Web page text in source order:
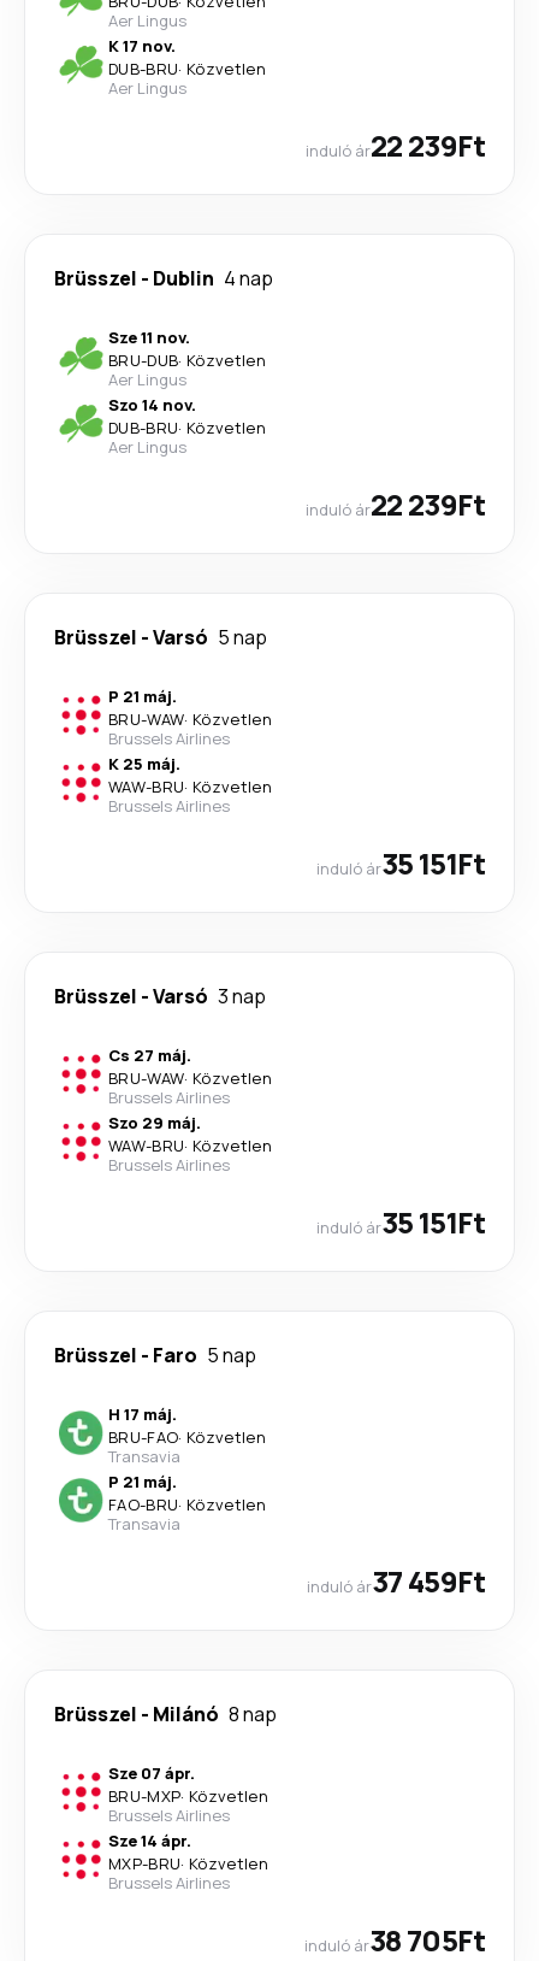
Aer Lingus
K 17 nov.
DUB-BRU· Közvetlen
Aer Lingus
induló ár22 239Ft
Brüsszel - Dublin 4 nap
Sze 11 nov.
BRU-DUB· Közvetlen
Aer Lingus
Szo 14 nov.
DUB-BRU· Közvetlen
Aer Lingus
induló ár22 239Ft
Brüsszel -Varsó 5 nap
P 21 máj.
BRU-WAW· Közvetlen
Brussels Airlines
K 25 máj.
WAW-BRU· Közvetlen
Brussels Airlines
induló ár35 151Ft
Brüsszel -Varsó 3 nap
Cs 27 máj.
BRU-WAW· Közvetlen
Brussels Airlines
Szo 29 máj.
WAW-BRU· Közvetlen
Brussels Airlines
induló ár35 151Ft
Brüsszel - Faro 5 nap
H 17 máj.
BRU-FAO· Közvetlen
Transavia
P 21 máj.
FAO-BRU· Közvetlen
Transavia
induló ár37 459Ft
Brüsszel - Milánó 8 nap
Sze 07 ápr.
BRU-MXP· Közvetlen
Brussels Airlines
Sze 14 ápr.
MXP-BRU· Közvetlen
Brussels Airlines
induló ár38 705Ft